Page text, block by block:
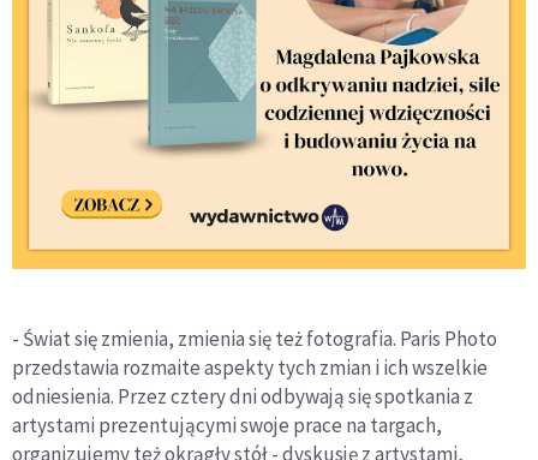
- Świat się zmienia, zmienia się też fotografia. Paris Photo
przedstawia rozmaite aspekty tych zmian i ich wszelkie
odniesienia. Przez cztery dni odbywają się spotkania z
artystami prezentującymi swoje prace na targach,
organizujemy też okrągły stół - dyskusję z artystami,